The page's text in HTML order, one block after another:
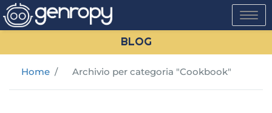
Toggle
BLOG
Home / Archivio per categoria "Cookbook"